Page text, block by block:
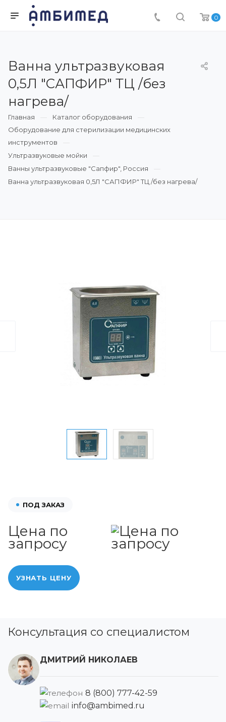
0
Ванна ультразвуковая
0,5Л "САПФИР" ТЦ /без
нагрева/
Главная
Каталог оборудования
Оборудование для стерилизации медицинских
инструментов
Ультразвуковые мойки
Ванны ультразвуковые "Сапфир", Россия
Ванна ультразвуковая 0,5Л "САПФИР" ТЦ /без нагрева/
ПОД ЗАКАЗ
Цена по
запросу
УЗНАТЬ ЦЕНУ
Консультация со специалистом
ДМИТРИЙ НИКОЛАЕВ
8 (800) 777-42-59
info@ambimed.ru